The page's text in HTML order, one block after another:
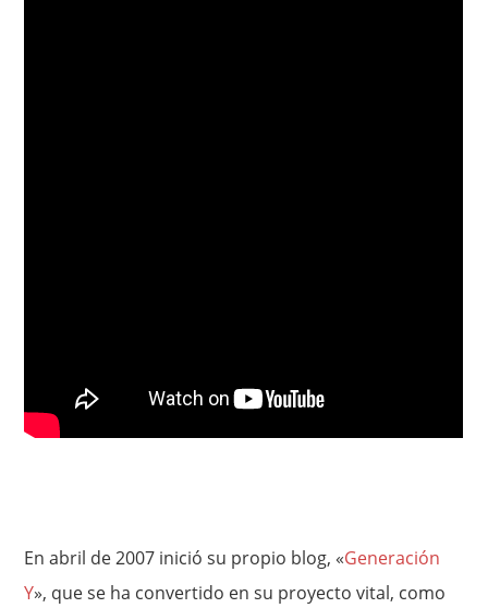
En abril de 2007 inició su propio blog, «Generación
Y», que se ha convertido en su proyecto vital, como